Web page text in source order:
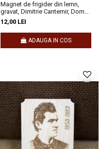
Magnet de frigider din lemn,
gravat, Dimitrie Cantemir, Domn
al Moldovei
12,00 LEI
ADAUGA IN COS